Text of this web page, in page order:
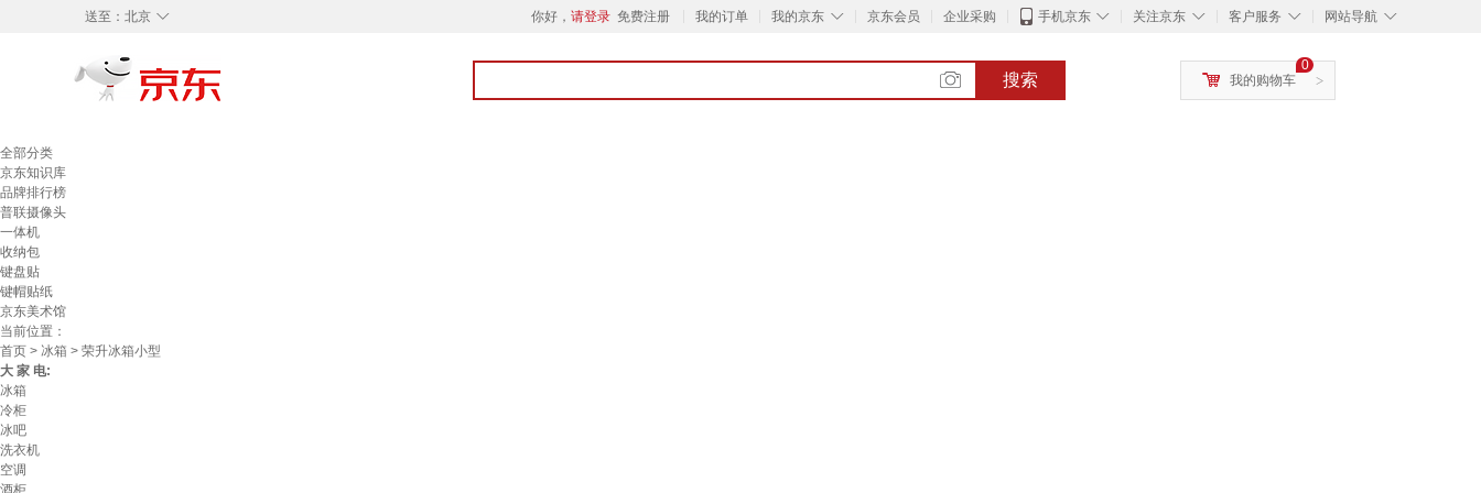
◇
送至： 北京 你好， 请登录 免费注册 我的订单 ◇
我的京东 京东会员 企业采购 ◇
手机京东 ◇
关注京东 ◇
客户服务 ◇
网站导航
搜索 >
0
我的购物车
全部分类
京东知识库
品牌排行榜
普联摄像头
一体机
收纳包
键盘贴
键帽贴纸
京东美术馆
当前位置：
首页 > 冰箱 > 荣升冰箱小型
大 家 电:
冰箱
冷柜
冰吧
洗衣机
空调
酒柜